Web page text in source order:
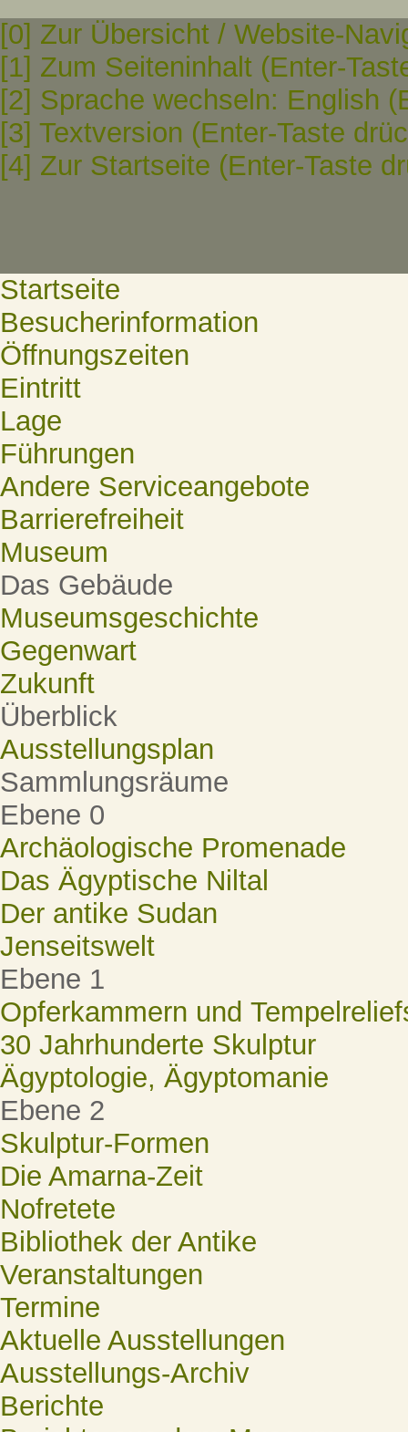
[0] Zur Übersicht / Website-
[1] Zum Seiteninhalt (Enter-
[2] Sprache wechseln: English
[3] Textversion (Enter-Taste
[4] Zur Startseite (Enter-Taste
Startseite
Besucherinformation
Öffnungszeiten
Eintritt
Lage
Führungen
Andere Serviceangebote
Barrierefreiheit
Museum
Das Gebäude
Museumsgeschichte
Gegenwart
Zukunft
Überblick
Ausstellungsplan
Sammlungsräume
Ebene 0
Archäologische Promenade
Das Ägyptische Niltal
Der antike Sudan
Jenseitswelt
Ebene 1
Opferkammern und
30 Jahrhunderte Skulptur
Ägyptologie, Ägyptomanie
Ebene 2
Skulptur-Formen
Die Amarna-Zeit
Nofretete
Bibliothek der Antike
Veranstaltungen
Termine
Aktuelle Ausstellungen
Ausstellungs-Archiv
Berichte